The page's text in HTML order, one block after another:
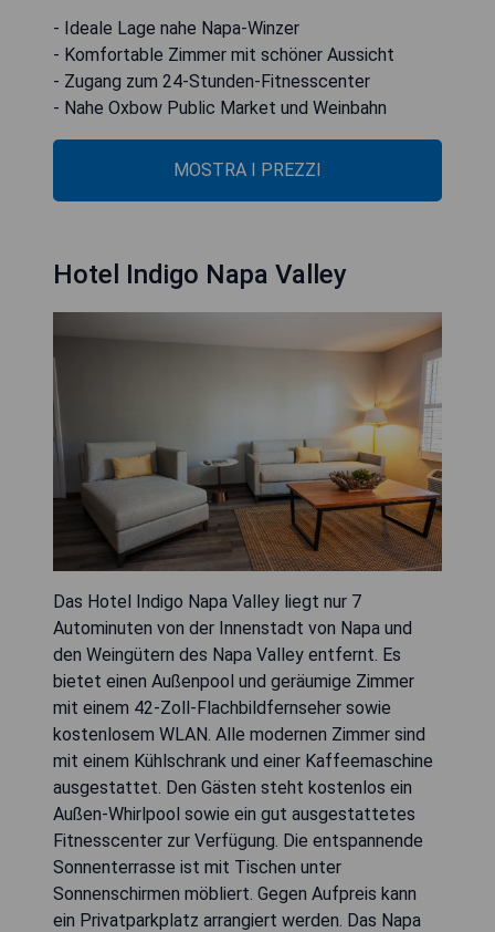
- Ideale Lage nahe Napa-Winzer
- Komfortable Zimmer mit schöner Aussicht
- Zugang zum 24-Stunden-Fitnesscenter
- Nahe Oxbow Public Market und Weinbahn
MOSTRA I PREZZI
Hotel Indigo Napa Valley
Das Hotel Indigo Napa Valley liegt nur 7
Autominuten von der Innenstadt von Napa und
den Weingütern des Napa Valley entfernt. Es
bietet einen Außenpool und geräumige Zimmer
mit einem 42-Zoll-Flachbildfernseher sowie
kostenlosem WLAN. Alle modernen Zimmer sind
mit einem Kühlschrank und einer Kaffeemaschine
ausgestattet. Den Gästen steht kostenlos ein
Außen-Whirlpool sowie ein gut ausgestattetes
Fitnesscenter zur Verfügung. Die entspannende
Sonnenterrasse ist mit Tischen unter
Sonnenschirmen möbliert. Gegen Aufpreis kann
ein Privatparkplatz arrangiert werden. Das Napa